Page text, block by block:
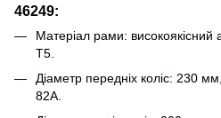
46249:
Матеріал рами: високоякісний
T5.
Діаметр передніх коліс: 230
82А.